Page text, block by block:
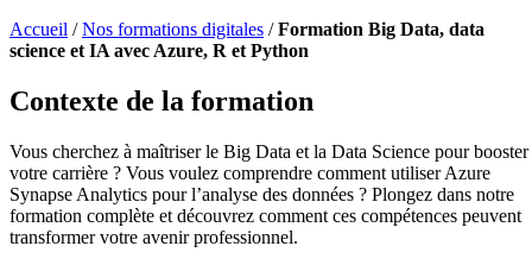
Accueil /Nos formations digitales /Formation Big Data, data
science et IA avec Azure, R et Python
Contexte de la formation
Vous cherchez à maîtriser le Big Data et la Data Science pour booster
votre carrière ? Vous voulez comprendre comment utiliser Azure
Synapse Analytics pour l’analyse des données ? Plongez dans notre
formation complète et découvrez comment ces compétences peuvent
transformer votre avenir professionnel.